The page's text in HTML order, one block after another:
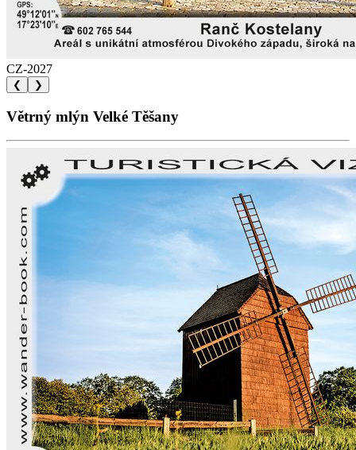
CZ-2027
❮ ❯
Větrný mlýn Velké Těšany